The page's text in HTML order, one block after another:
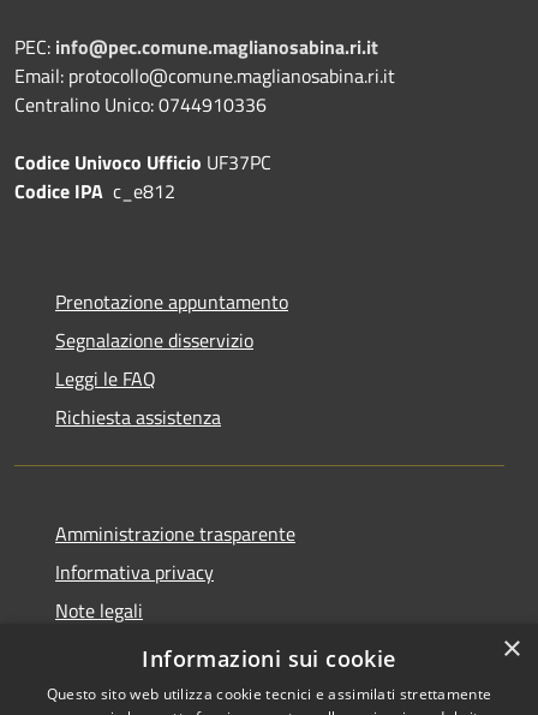
PEC: info@pec.comune.maglianosabina.ri.it
Email: protocollo@comune.maglianosabina.ri.it
Centralino Unico: 0744910336
Codice Univoco Ufficio UF37PC
Codice IPA c_e812
Prenotazione appuntamento
Segnalazione disservizio
Leggi le FAQ
Richiesta assistenza
Amministrazione trasparente
Informativa privacy
Note legali
Dichiarazione di accessibilità
×
Informazioni sui cookie
Questo sito web utilizza cookie tecnici e assimilati strettamente